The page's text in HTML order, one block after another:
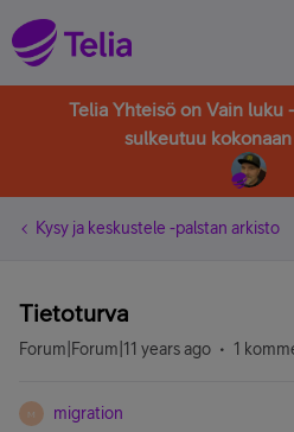
Telia Yhteisö on Vain luku
sulkeutuu
Kysy ja keskustele -palstan arkisto
Tietoturva
Forum|Forum|11 years ago 1
M migration